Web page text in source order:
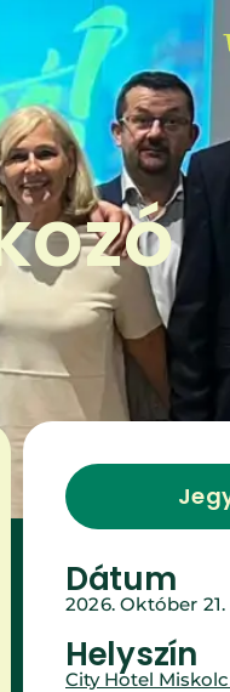
Dátum
2026. Október 21.
Helyszín
City Hotel